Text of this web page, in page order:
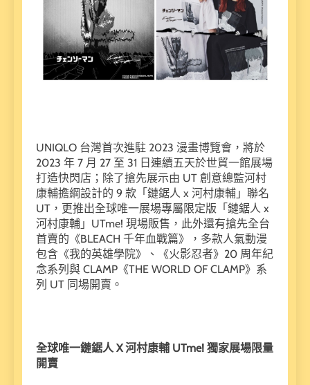
UNIQLO 台灣首次進駐 2023 漫畫博覽會，將於
2023 年 7 月 27 至 31 日連續五天於世貿一館展場
打造快閃店；除了搶先展示由 UT 創意總監河村
康輔擔綱設計的 9 款「鏈鋸人 x 河村康輔」聯名
UT，更推出全球唯一展場專屬限定版「鏈鋸人 x
河村康輔」UTme! 現場販售，此外還有搶先全台
首賣的《BLEACH 千年血戰篇》，多款人氣動漫
包含《我的英雄學院》、《火影忍者》20 周年紀
念系列與 CLAMP《THE WORLD OF CLAMP》系
列 UT 同場開賣。
全球唯一鏈鋸人 X河村康輔 UTme! 獨家展場限量
開賣